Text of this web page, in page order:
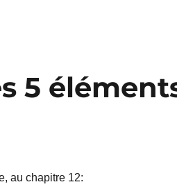
5
au chapitre 12: